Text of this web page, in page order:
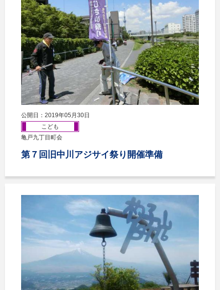
公開日：2019年05月30日
こども
亀戸九丁目町会
第７回旧中川アジサイ祭り開催準備